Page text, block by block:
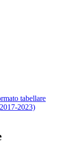
tabellare
2023)